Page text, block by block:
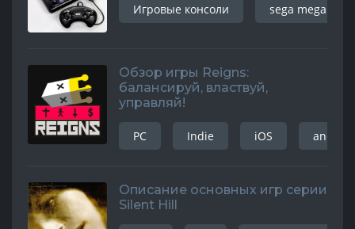
Игровые консоли sega mega
Обзор игры Reigns:
балансируй, властвуй,
управляй!
PC Indie iOS android
Описание основных игр серии
Silent Hill